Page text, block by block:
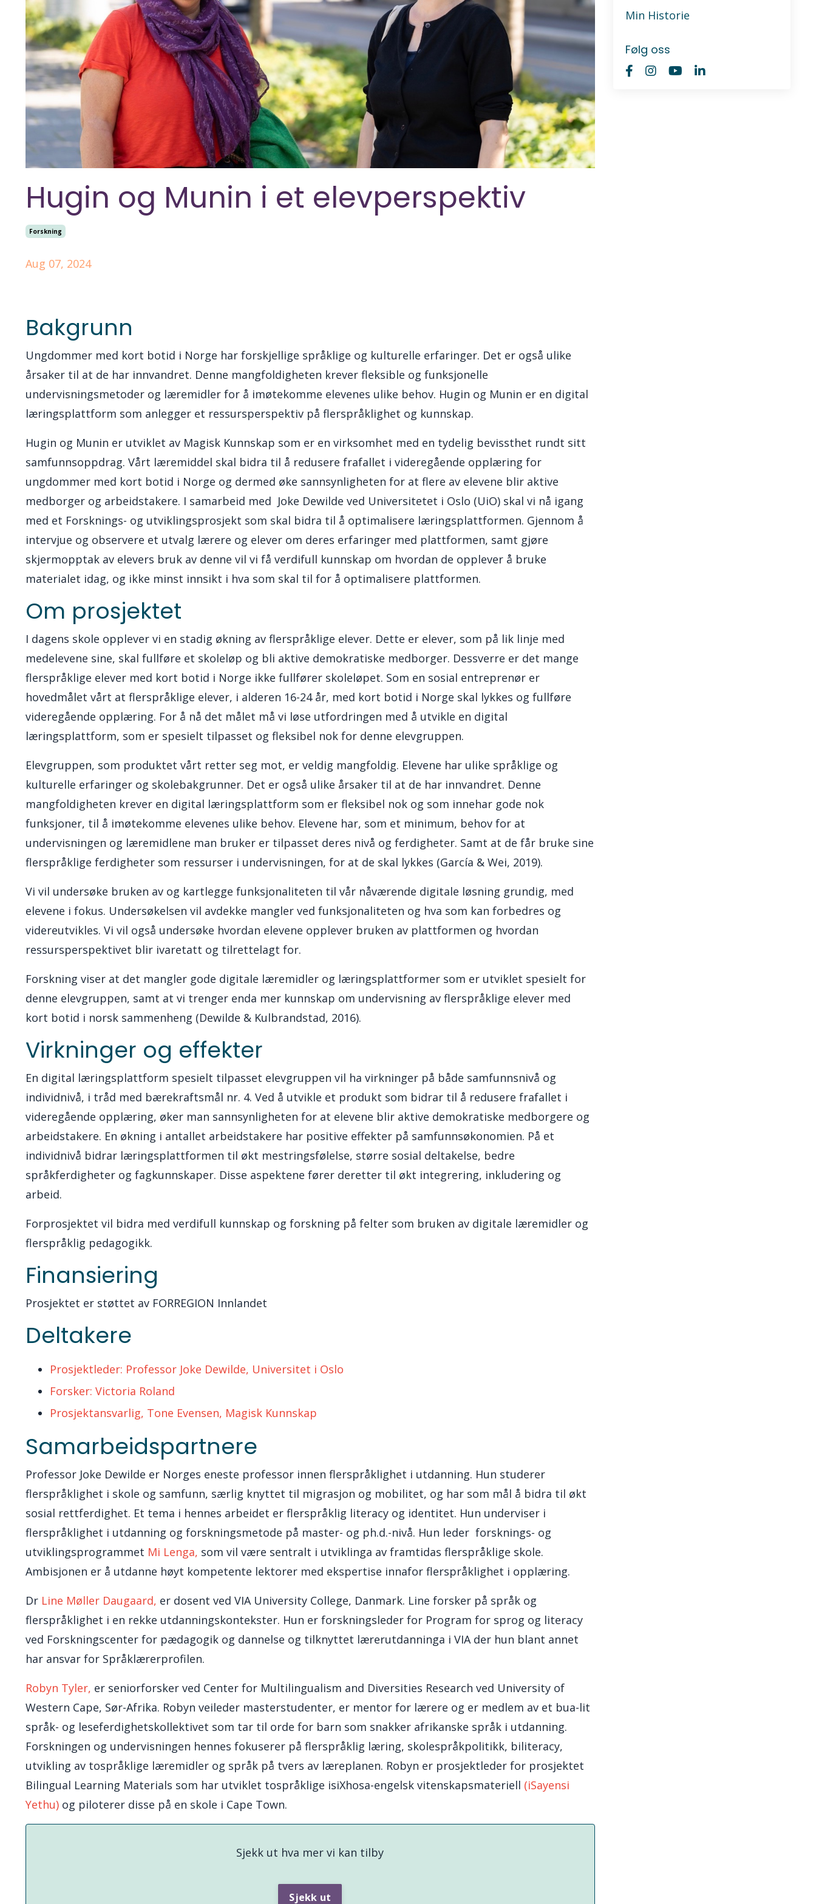
Hugin og Munin i et elevperspektiv
Forskning
Aug 07, 2024
Bakgrunn
Ungdommer med kort botid i Norge har forskjellige språklige og kulturelle erfaringer. Det er også ulike
årsaker til at de har innvandret. Denne mangfoldigheten krever fleksible og funksjonelle
undervisningsmetoder og læremidler for å imøtekomme elevenes ulike behov. Hugin og Munin er en digital
læringsplattform som anlegger et ressursperspektiv på flerspråklighet og kunnskap.
Hugin og Munin er utviklet av Magisk Kunnskap som er en virksomhet med en tydelig bevissthet rundt sitt
samfunnsoppdrag. Vårt læremiddel skal bidra til å redusere frafallet i videregående opplæring for
ungdommer med kort botid i Norge og dermed øke sannsynligheten for at flere av elevene blir aktive
medborger og arbeidstakere. I samarbeid med Joke Dewilde ved Universitetet i Oslo (UiO) skal vi nå igang
med et Forsknings- og utviklingsprosjekt som skal bidra til å optimalisere læringsplattformen. Gjennom å
intervjue og observere et utvalg lærere og elever om deres erfaringer med plattformen, samt gjøre
skjermopptak av elevers bruk av denne vil vi få verdifull kunnskap om hvordan de opplever å bruke
materialet idag, og ikke minst innsikt i hva som skal til for å optimalisere plattformen.
Om prosjektet
I dagens skole opplever vi en stadig økning av flerspråklige elever. Dette er elever, som på lik linje med
medelevene sine, skal fullføre et skoleløp og bli aktive demokratiske medborger. Dessverre er det mange
flerspråklige elever med kort botid i Norge ikke fullfører skoleløpet. Som en sosial entreprenør er
hovedmålet vårt at flerspråklige elever, i alderen 16-24 år, med kort botid i Norge skal lykkes og fullføre
videregående opplæring. For å nå det målet må vi løse utfordringen med å utvikle en digital
læringsplattform, som er spesielt tilpasset og fleksibel nok for denne elevgruppen.
Elevgruppen, som produktet vårt retter seg mot, er veldig mangfoldig. Elevene har ulike språklige og
kulturelle erfaringer og skolebakgrunner. Det er også ulike årsaker til at de har innvandret. Denne
mangfoldigheten krever en digital læringsplattform som er fleksibel nok og som innehar gode nok
funksjoner, til å imøtekomme elevenes ulike behov. Elevene har, som et minimum, behov for at
undervisningen og læremidlene man bruker er tilpasset deres nivå og ferdigheter. Samt at de får bruke sine
flerspråklige ferdigheter som ressurser i undervisningen, for at de skal lykkes (García & Wei, 2019).
Vi vil undersøke bruken av og kartlegge funksjonaliteten til vår nåværende digitale løsning grundig, med
elevene i fokus. Undersøkelsen vil avdekke mangler ved funksjonaliteten og hva som kan forbedres og
videreutvikles. Vi vil også undersøke hvordan elevene opplever bruken av plattformen og hvordan
ressursperspektivet blir ivaretatt og tilrettelagt for.
Forskning viser at det mangler gode digitale læremidler og læringsplattformer som er utviklet spesielt for
denne elevgruppen, samt at vi trenger enda mer kunnskap om undervisning av flerspråklige elever med
kort botid i norsk sammenheng (Dewilde & Kulbrandstad, 2016).
Virkninger og effekter
En digital læringsplattform spesielt tilpasset elevgruppen vil ha virkninger på både samfunnsnivå og
individnivå, i tråd med bærekraftsmål nr. 4. Ved å utvikle et produkt som bidrar til å redusere frafallet i
videregående opplæring, øker man sannsynligheten for at elevene blir aktive demokratiske medborgere og
arbeidstakere. En økning i antallet arbeidstakere har positive effekter på samfunnsøkonomien. På et
individnivå bidrar læringsplattformen til økt mestringsfølelse, større sosial deltakelse, bedre
språkferdigheter og fagkunnskaper. Disse aspektene fører deretter til økt integrering, inkludering og
arbeid.
Forprosjektet vil bidra med verdifull kunnskap og forskning på felter som bruken av digitale læremidler og
flerspråklig pedagogikk.
Finansiering
Prosjektet er støttet av FORREGION Innlandet
Deltakere
Prosjektleder: Professor Joke Dewilde, Universitet i Oslo
Forsker: Victoria Roland
Prosjektansvarlig, Tone Evensen, Magisk Kunnskap
Samarbeidspartnere
Professor Joke Dewilde er Norges eneste professor innen flerspråklighet i utdanning. Hun studerer
flerspråklighet i skole og samfunn, særlig knyttet til migrasjon og mobilitet, og har som mål å bidra til økt
sosial rettferdighet. Et tema i hennes arbeidet er flerspråklig literacy og identitet. Hun underviser i
flerspråklighet i utdanning og forskningsmetode på master- og ph.d.-nivå. Hun leder forsknings- og
utviklingsprogrammet Mi Lenga, som vil være sentralt i utviklinga av framtidas flerspråklige skole.
Ambisjonen er å utdanne høyt kompetente lektorer med ekspertise innafor flerspråklighet i opplæring.
Dr Line Møller Daugaard, er dosent ved VIA University College, Danmark. Line forsker på språk og
flerspråklighet i en rekke utdanningskontekster. Hun er forskningsleder for Program for sprog og literacy
ved Forskningscenter for pædagogik og dannelse og tilknyttet lærerutdanninga i VIA der hun blant annet
har ansvar for Språklærerprofilen.
Robyn Tyler, er seniorforsker ved Center for Multilingualism and Diversities Research ved University of
Western Cape, Sør-Afrika. Robyn veileder masterstudenter, er mentor for lærere og er medlem av et bua-lit
språk- og leseferdighetskollektivet som tar til orde for barn som snakker afrikanske språk i utdanning.
Forskningen og undervisningen hennes fokuserer på flerspråklig læring, skolespråkpolitikk, biliteracy,
utvikling av tospråklige læremidler og språk på tvers av læreplanen. Robyn er prosjektleder for prosjektet
Bilingual Learning Materials som har utviklet tospråklige isiXhosa-engelsk vitenskapsmateriell (iSayensi
Yethu) og piloterer disse på en skole i Cape Town.
Sjekk ut hva mer vi kan tilby
Sjekk ut
Min Historie
Følg oss